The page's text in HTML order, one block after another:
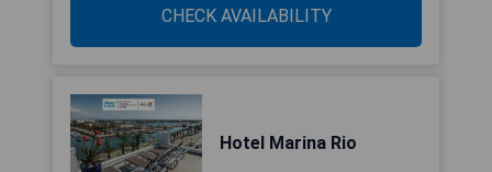
CHECK AVAILABILITY
Hotel Marina Rio